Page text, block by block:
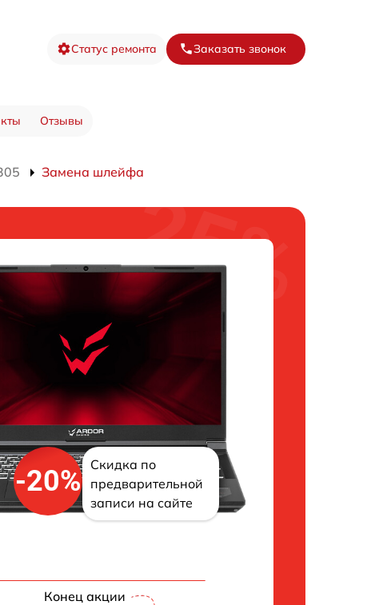
Статус ремонта Заказать звонок
Отзывы
Замена шлейфа
-20%
Скидка по
предварительной
записи на сайте
Конец акции